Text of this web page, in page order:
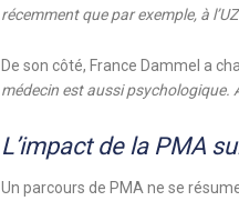
récemment que par exemple, à
De son côté, France Dammel a
médecin est aussi psychologique.
L’impact de la PMA
Un parcours de PMA ne se